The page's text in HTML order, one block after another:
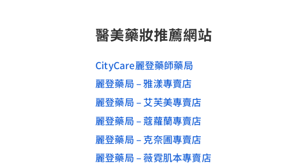
醫美藥妝推薦網站
CityCare麗登藥師藥局
麗登藥局 – 雅漾專賣店
麗登藥局 – 艾芙美專賣店
麗登藥局 – 蔻蘿蘭專賣店
麗登藥局 – 克奈圃專賣店
麗登藥局 – 薇霓肌本專賣店